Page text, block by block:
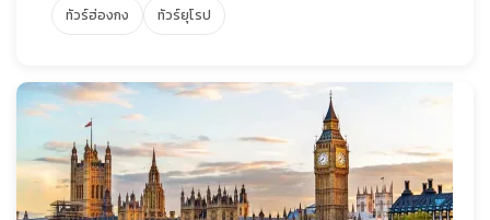
ทัวร์ฮ่องกง
ทัวร์ยุโรป